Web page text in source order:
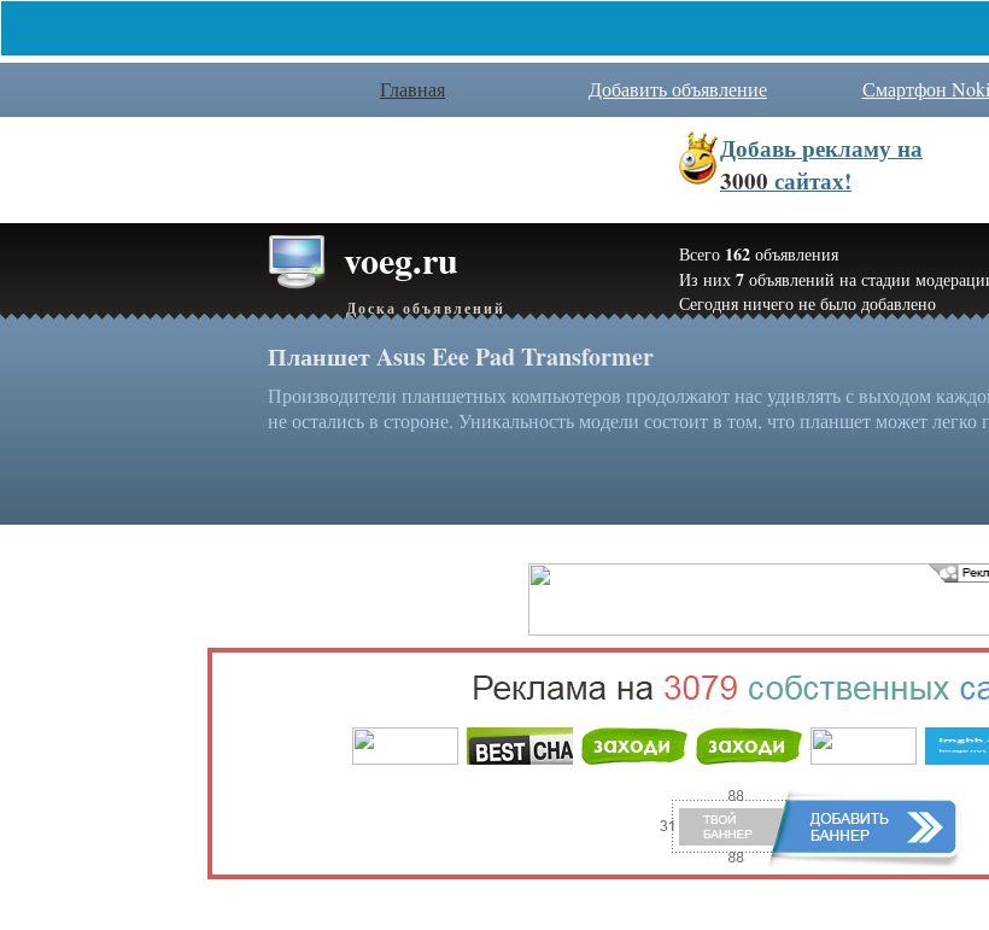
Главная Добавить объявление Смартфон
Добавьрекламу на
3000 сайтах!
voeg.ru
Доска объявлений
Всего 162 объявления
Из них 7 объявлений на стадии
Сегодня ничего не было добавлено
Планшет Asus Eee Pad Transformer
Производители планшетных компьютеров продолжают нас удивлять с выходом
не остались в стороне. Уникальность модели состоит в том, что планшет может легко